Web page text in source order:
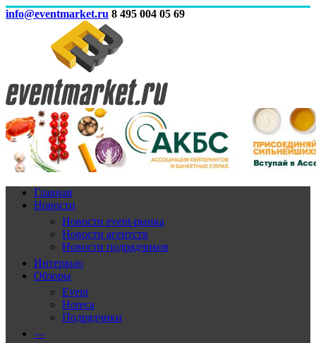
info@eventmarket.ru 8 495 004 05 69
Главная
Новости
Новости event-рынка
Новости агентств
Новости подрядчиков
Интервью
Обзоры
Event
Horeca
Подрядчики
—